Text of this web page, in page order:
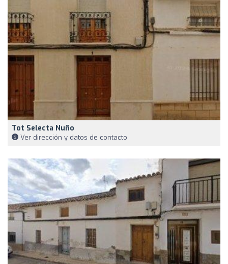
Tot Selecta Nuño
Ver dirección y datos de contacto